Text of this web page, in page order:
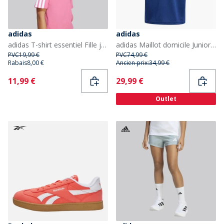
adidas
adidas T-shirt essentiel Fille junior Pink Fusion/Blanc
PVC19,99 €
Rabais8,00 €
Current
11,99 €
adidas
adidas Maillot domicile Junior FFR France Rugby 24/25 Dark Blue
PVC74,99 €
Ancien prix:34,99 €
Current
29,99 €
Outlet